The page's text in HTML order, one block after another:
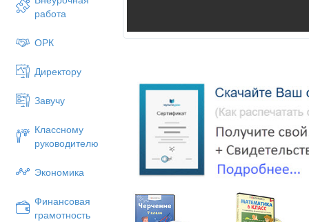
работа
ОРК
Директору
Завучу
Классному
руководителю
Экономика
Финансовая
грамотность